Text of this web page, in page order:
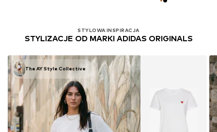
STYLOWA INSPIRACJA
STYLIZACJE OD MARKI ADIDAS ORIGINALS
The AY Style Collective